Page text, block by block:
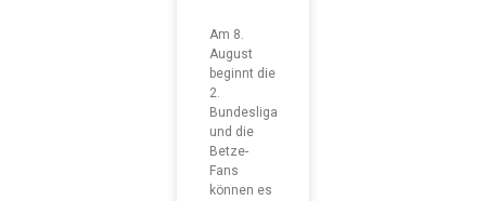
Am 8.
August
beginnt die
2.
Bundesliga
und die
Betze-
Fans
können es